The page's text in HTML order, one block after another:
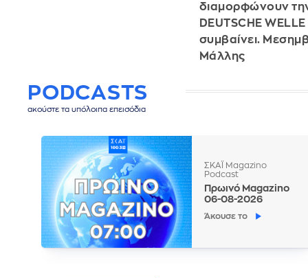
διαμορφώνουν την
DEUTSCHE
συμβαίνει.
Μάλλης
PODCASTS
ακούστε τα υπόλοιπα επεισόδια
ΣΚΑΪ Magazino
Podcast
Πρωινό Magazino
06-08-2026
Άκουσε το